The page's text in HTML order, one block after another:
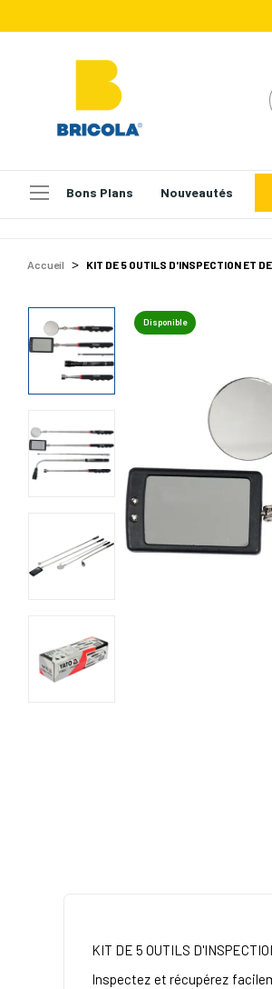
Bons Plans Nouveautés
Accueil KIT DE 5 OUTILS D'INSPECTION ET
Disponible
KIT DE 5 OUTILS
Inspectez et récupérez